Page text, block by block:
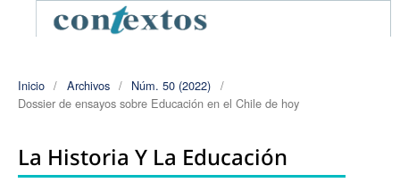
Inicio / Archivos / Núm. 50 (2022) /
Dossier de ensayos sobre Educación en el Chile de hoy
La Historia Y La Educación